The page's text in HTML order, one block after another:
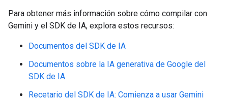
Para obtener más información sobre cómo compilar con
Gemini y el SDK de IA, explora estos recursos:
Documentos del SDK de IA
Documentos sobre la IA generativa de Google del
SDK de IA
Recetario del SDK de IA: Comienza a usar Gemini